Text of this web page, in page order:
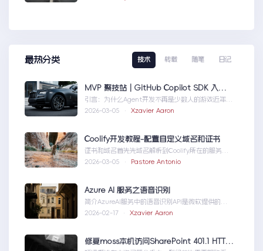
最热分类 技术 转载 随笔 日记
MVP 聚技站｜GitHub Copilot SDK 入门：五分钟构建你的第一个 AI Agent
引言：为什么Agent开发不再是少数人的游戏近年
来，随着人工智能技术的快速发展，AIAgen...MVP
2026-03-05 · Xzavier Aaron
Coolify开发教程-配置自定义域名和证书
证书和域名首先先域名解析到Coolify所在的服务
器，然后获取你的证书NGINX版本的，这里就不
2026-03-05 · Pastore Antonio
Azure AI 服务之语音识别
简介AzureAI服务中的语音识别API是微软提供的一
项先进技术，旨在帮助开发者轻松实现语...AzureAI
2026-02-17 · Xzavier Aaron
修复moss本机访问SharePoint 401.1 HTTP错误